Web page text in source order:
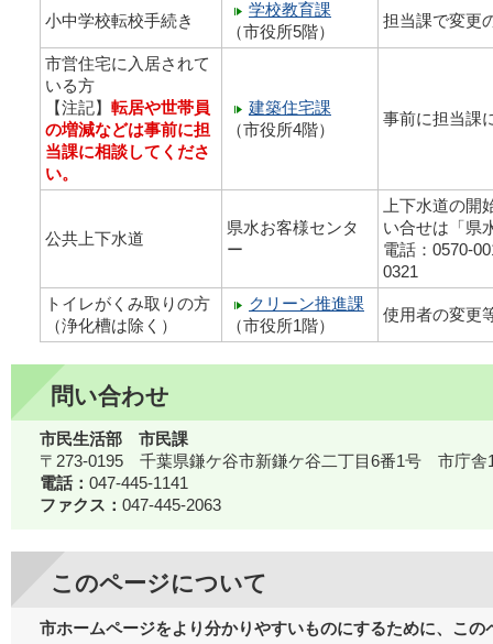
小中学校転校手続き
学校教育課
（市役所5階）
担当課で変更
市営住宅に入居されて
いる方
【注記】 転居や世帯員
の増減などは事前に担
当課に相談してくださ
い。
建築住宅課
（市役所4階）
事前に担当課
公共上下水道
県水お客様センタ
ー
上下水道の開
い合せは「県
電話：0570-
0321
トイレがくみ取りの方
（浄化槽は除く）
クリーン推進課
（市役所1階）
使用者の変更
問い合わせ
市民生活部 市民課
〒273-0195 千葉県鎌ケ谷市新鎌ケ谷二丁目6番1号 市庁舎
電話： 047-445-1141
ファクス： 047-445-2063
このページについて
市ホームページをより分かりやすいものにするために、こ